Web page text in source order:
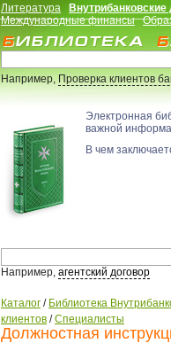
Литература
Международные финансы
Например,Проверка клиентов
Электронная
важной
В чем
Например, агентский договор
Каталог / Библиотека
клиентов /Специалисты
Должностная